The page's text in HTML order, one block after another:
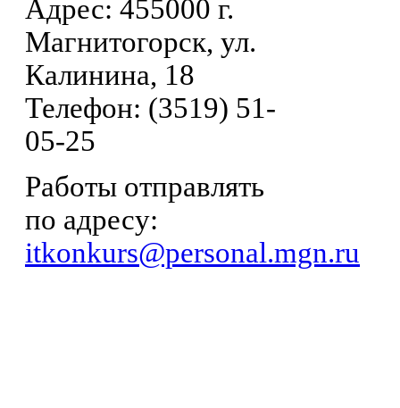
Адрес: 455000 г.
Магнитогорск, ул.
Калинина, 18
Телефон: (3519) 51-
05-25
Работы отправлять
по адресу:
itkonkurs@personal.mgn.ru